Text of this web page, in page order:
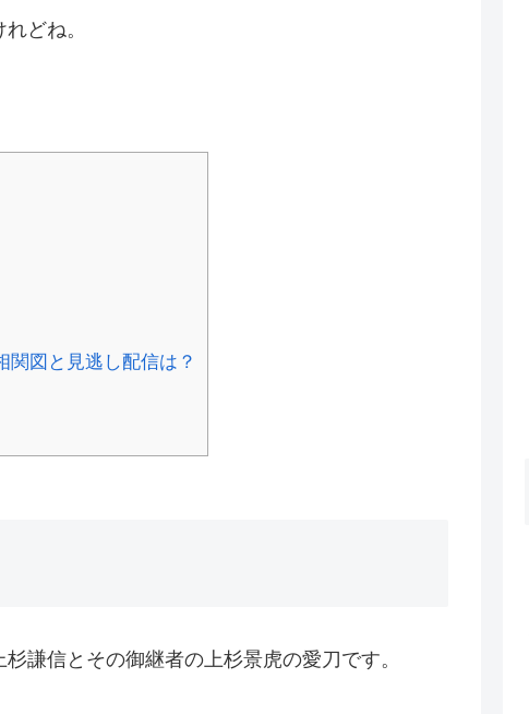
どね。
関図と見逃し配信は？
謙信とその御継者の上杉景虎の愛刀です。